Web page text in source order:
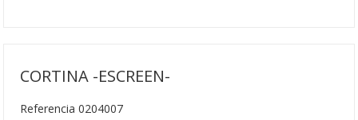
CORTINA -ESCREEN-
Referencia 0204007